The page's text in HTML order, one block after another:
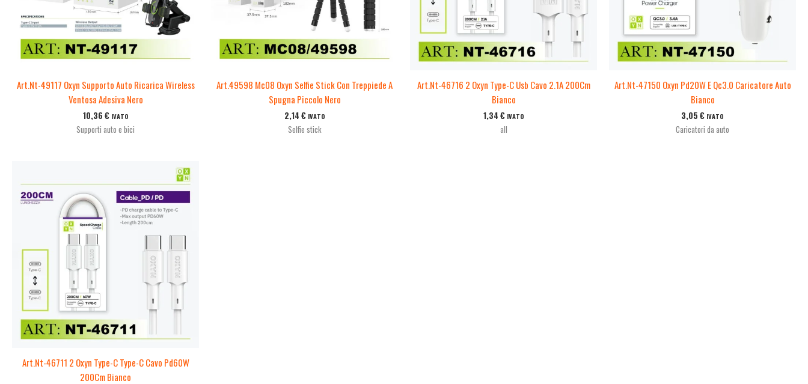
Art.Nt-49117 Oxyn Supporto Auto Ricarica Wireless
Ventosa Adesiva Nero
10,36 € IVATO
Supporti auto e bici
Art.49598 Mc08 Oxyn Selfie Stick Con Treppiede A
Spugna Piccolo Nero
2,14 € IVATO
Selfie stick
Art.Nt-46716 2 Oxyn Type-C Usb Cavo 2.1A 200Cm
Bianco
1,34 € IVATO
all
Art.Nt-47150 Oxyn Pd20W E Qc3.0 Caricatore Auto
Bianco
3,05 € IVATO
Caricatori da auto
Art.Nt-46711 2 Oxyn Type-C Type-C Cavo Pd60W
200Cm Bianco